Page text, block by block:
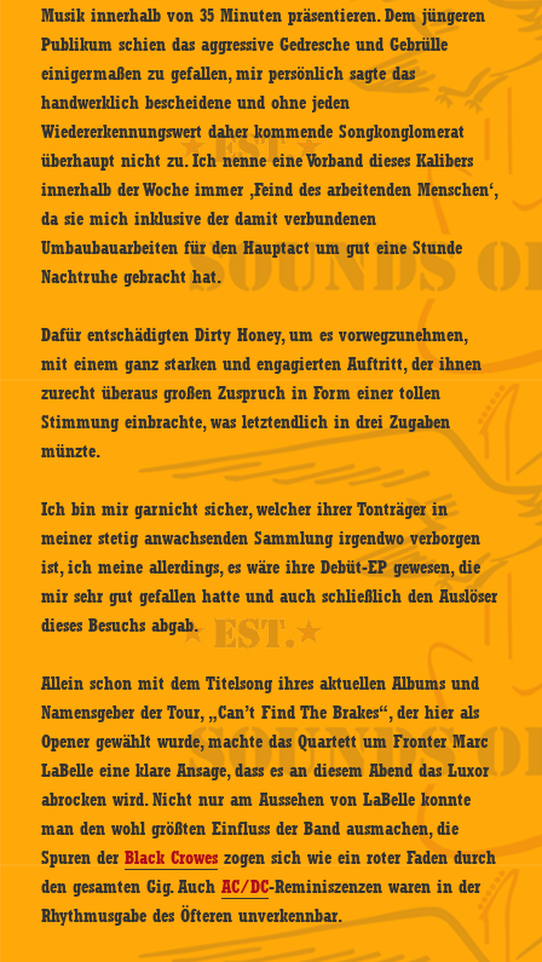
Musik innerhalb von 35 Minuten präsentieren. Dem jüngeren
Publikum schien das aggressive Gedresche und Gebrülle
einigermaßen zu gefallen, mir persönlich sagte das
handwerklich bescheidene und ohne jeden
Wiedererkennungswert daher kommende Songkonglomerat
überhaupt nicht zu. Ich nenne eine Vorband dieses Kalibers
innerhalb der Woche immer ‚Feind des arbeitenden Menschen‘,
da sie mich inklusive der damit verbundenen
Umbaubauarbeiten für den Hauptact um gut eine Stunde
Nachtruhe gebracht hat.
Dafür entschädigten Dirty Honey, um es vorwegzunehmen,
mit einem ganz starken und engagierten Auftritt, der ihnen
zurecht überaus großen Zuspruch in Form einer tollen
Stimmung einbrachte, was letztendlich in drei Zugaben
münzte.
Ich bin mir garnicht sicher, welcher ihrer Tonträger in
meiner stetig anwachsenden Sammlung irgendwo verborgen
ist, ich meine allerdings, es wäre ihre Debüt-EP gewesen, die
mir sehr gut gefallen hatte und auch schließlich den Auslöser
dieses Besuchs abgab.
Allein schon mit dem Titelsong ihres aktuellen Albums und
Namensgeber der Tour, „Can’t Find The Brakes“, der hier als
Opener gewählt wurde, machte das Quartett um Fronter Marc
LaBelle eine klare Ansage, dass es an diesem Abend das Luxor
abrocken wird. Nicht nur am Aussehen von LaBelle konnte
man den wohl größten Einfluss der Band ausmachen, die
Spuren derBlack Crowes zogen sich wie ein roter Faden durch
den gesamten Gig. AuchAC/DC-Reminiszenzen waren in der
Rhythmusgabe des Öfteren unverkennbar.